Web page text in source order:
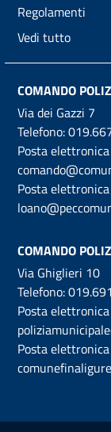
Regolamenti
Vedi tutto
COMANDO
Via dei Gazzi 7
Telefono:
Posta
Posta elettronica
COMANDO
Via Ghiglieri 10
Telefono:
Posta
Posta elettronica